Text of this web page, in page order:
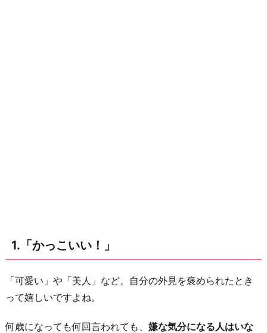
ち
着
く」
3.
1.「かっこいい！」
「可愛い」や「美人」など、自分の外見を褒められたとき
って嬉しいですよね。
何歳になっても何回言われても、 嫌な気分になる人はいな